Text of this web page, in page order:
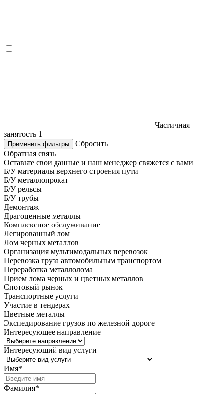
Частичная
занятость 1
Применить фильтры
Сбросить
Обратная связь
Оставьте свои данные и наш менеджер свяжется с вами
Б/У материалы верхнего строения пути
Б/У металлопрокат
Б/У рельсы
Б/У трубы
Демонтаж
Драгоценные металлы
Комплексное обслуживание
Легированный лом
Лом черных металлов
Организация мультимодальных перевозок
Перевозка груза автомобильным транспортом
Переработка металлолома
Прием лома черных и цветных металлов
Спотовый рынок
Транспортные услуги
Участие в тендерах
Цветные металлы
Экспедирование грузов по железной дороге
Интересующее направление
Интересующий вид услуги
Имя*
Фамилия*